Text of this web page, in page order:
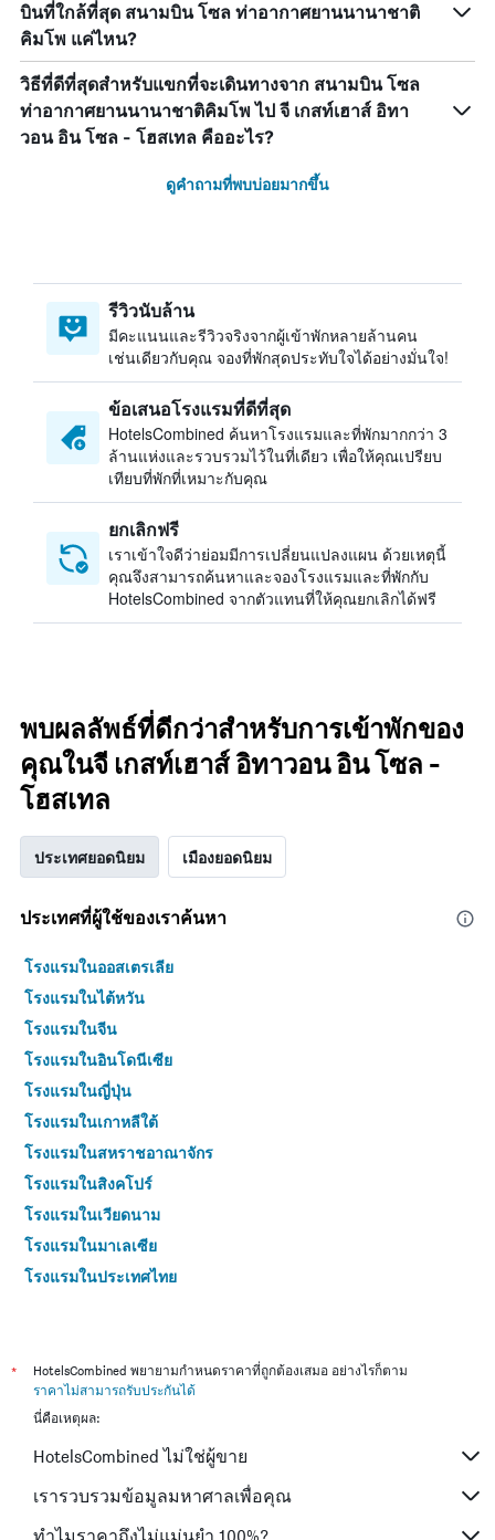
บินที่ใกล้ที่สุด สนามบิน โซล ท่าอากาศยานนานาชาติ
คิมโพ แค่ไหน?
วิธีที่ดีที่สุดสำหรับแขกที่จะเดินทางจาก สนามบิน โซล
ท่าอากาศยานนานาชาติคิมโพ ไป จี เกสท์เฮาส์ อิทา
วอน อิน โซล - โฮสเทล คืออะไร?
ดูคำถามที่พบบ่อยมากขึ้น
รีวิวนับล้าน
มีคะแนนและรีวิวจริงจากผู้เข้าพักหลายล้านคน
เช่นเดียวกับคุณ จองที่พักสุดประทับใจได้อย่างมั่นใจ!
ข้อเสนอโรงแรมที่ดีที่สุด
HotelsCombined ค้นหาโรงแรมและที่พักมากกว่า 3
ล้านแห่งและรวบรวมไว้ในที่เดียว เพื่อให้คุณเปรียบ
เทียบที่พักที่เหมาะกับคุณ
ยกเลิกฟรี
เราเข้าใจดีว่าย่อมมีการเปลี่ยนแปลงแผน ด้วยเหตุนี้
คุณจึงสามารถค้นหาและจองโรงแรมและที่พักกับ
HotelsCombined จากตัวแทนที่ให้คุณยกเลิกได้ฟรี
พบผลลัพธ์ที่ดีกว่าสำหรับการเข้าพักของ
คุณในจี เกสท์เฮาส์ อิทาวอน อิน โซล -
โฮสเทล
ประเทศยอดนิยม เมืองยอดนิยม
ประเทศที่ผู้ใช้ของเราค้นหา
โรงแรมในออสเตรเลีย
โรงแรมในไต้หวัน
โรงแรมในจีน
โรงแรมในอินโดนีเซีย
โรงแรมในญี่ปุ่น
โรงแรมในเกาหลีใต้
โรงแรมในสหราชอาณาจักร
โรงแรมในสิงคโปร์
โรงแรมในเวียดนาม
โรงแรมในมาเลเซีย
โรงแรมในประเทศไทย
*
HotelsCombined พยายามกำหนดราคาที่ถูกต้องเสมอ อย่างไรก็ตาม
ราคาไม่สามารถรับประกันได้
นี่คือเหตุผล:
HotelsCombined ไม่ใช่ผู้ขาย
เรารวบรวมข้อมูลมหาศาลเพื่อคุณ
ทำไมราคาถึงไม่แม่นยำ 100%?